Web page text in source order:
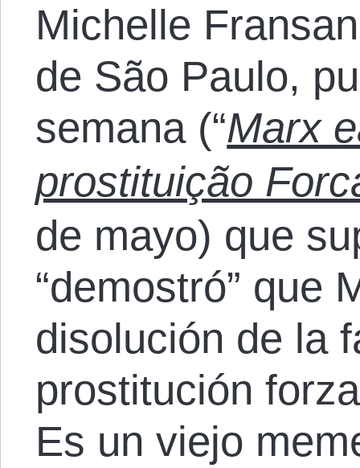
Michelle
de São Paulo,
semana (“Marx
prostituição
de mayo) que
“demostró” que
disolución de la
prostitución
Es un viejo